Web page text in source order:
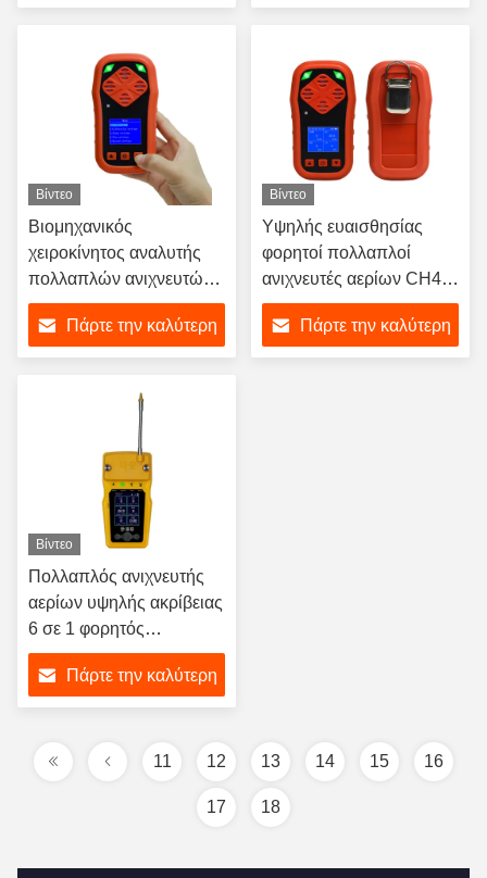
Βίντεο
Βιομηχανικός
χειροκίνητος αναλυτής
πολλαπλών ανιχνευτών
αερίων,
επαναφορτιζόμενος
ανιχνευτής αερίων 1 κιλό
Πάρτε την καλύτερη
Βίντεο
Υψηλής ευαισθησίας
φορητοί πολλαπλοί
ανιχνευτές αερίων CH4
H2S O2 CO 4 σε 1
πολλαπλός ανιχνευτής
αερίων
Πάρτε την καλύτερη
Βίντεο
Πολλαπλός ανιχνευτής
αερίων υψηλής ακρίβειας
6 σε 1 φορητός
ανιχνευτής διαρροής
αερίωνΠάρτε την καλύτερη
11 12 13 14 15 16
17 18